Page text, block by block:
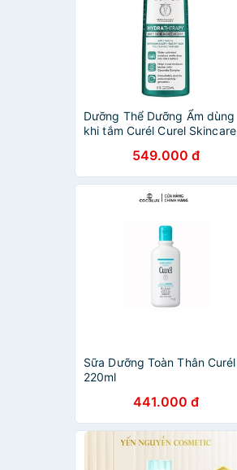
Dưỡng Thể Dưỡng Ẩm dùng
khi tắm Curél Curel Skincare
Moisturizer 354ml (Mỹ)
549.000 đ
Sữa Dưỡng Toàn Thân Curél
220ml
441.000 đ